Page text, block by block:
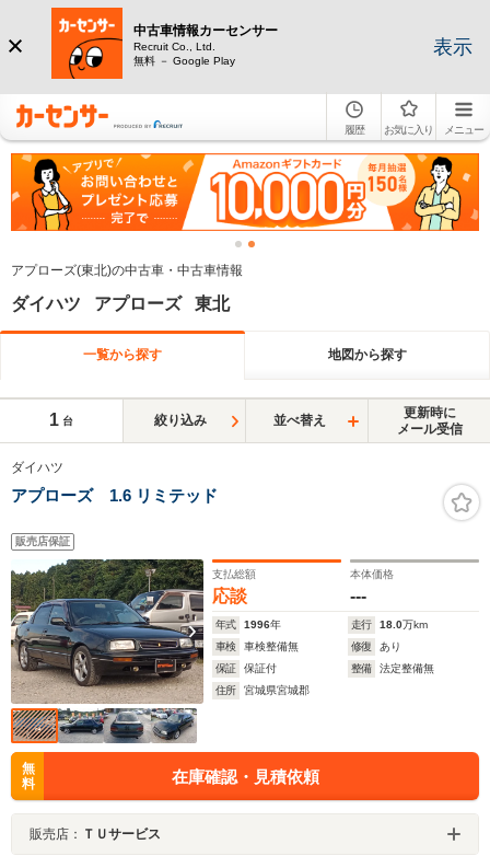
中古車情報カーセンサー
Recruit Co., Ltd.
無料 － Google Play
表示
履歴 お気に入り メニュー
アプローズ(東北)の中古車・中古車情報
ダイハツ アプローズ 東北
一覧から探す 地図から探す
1 台 絞り込み 並べ替え
更新時に
メール受信
ダイハツ
アプローズ 1.6 リミテッド
販売店保証
支払総額
応談
本体価格
---
年式 1996年 走行 18.0万km
車検
車検整備無 修復
あり
保証
保証付 整備
法定整備無
住所
宮城県宮城郡
無
料
在庫確認・見積依頼
販売店： ＴＵサービス